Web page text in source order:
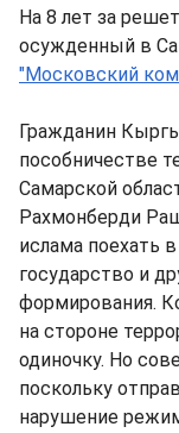
На 8 лет за
осужденный в
"Московский
Гражданин
пособничестве
Самарской
Рахмонберди
ислама поехать
государство и
формирования.
на стороне
одиночку. Но
поскольку
нарушение